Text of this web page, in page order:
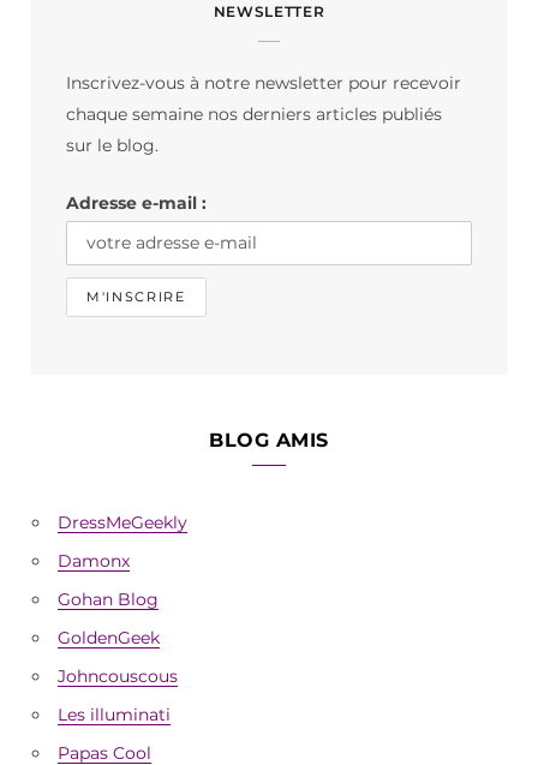
e
t
m
T
NEWSLETTER
Inscrivez-vous à notre newsletter pour recevoir
chaque semaine nos derniers articles publiés
sur le blog.
Adresse e-mail :
BLOG AMIS
DressMeGeekly
Damonx
Gohan Blog
GoldenGeek
Johncouscous
Les illuminati
Papas Cool